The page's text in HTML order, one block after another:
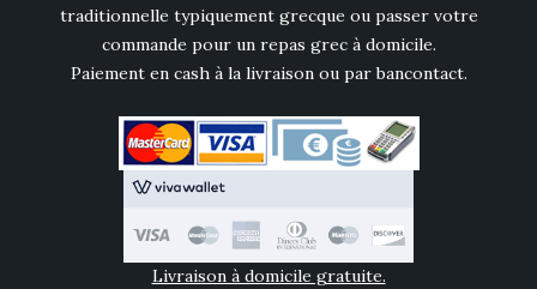
traditionnelle typiquement grecque ou passer votre
commande pour un repas grec à domicile.
Paiement en cash à la livraison ou par bancontact.
Livraison à domicile gratuite.